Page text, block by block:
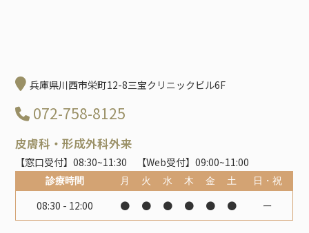
兵庫県川西市栄町12-8三宝クリニックビル6F
072-758-8125
皮膚科・形成外科外来
【窓口受付】08:30~11:30 【Web受付】09:00~11:00
診療時間 月 火 水 木 金 土 日・祝
08:30 - 12:00 ● ● ● ● ● ● ー